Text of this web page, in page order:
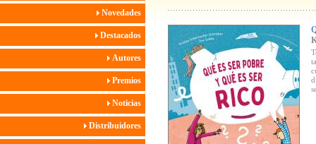
Novedades
Destacados
Autores
Premios
Noticias
Distribuidores